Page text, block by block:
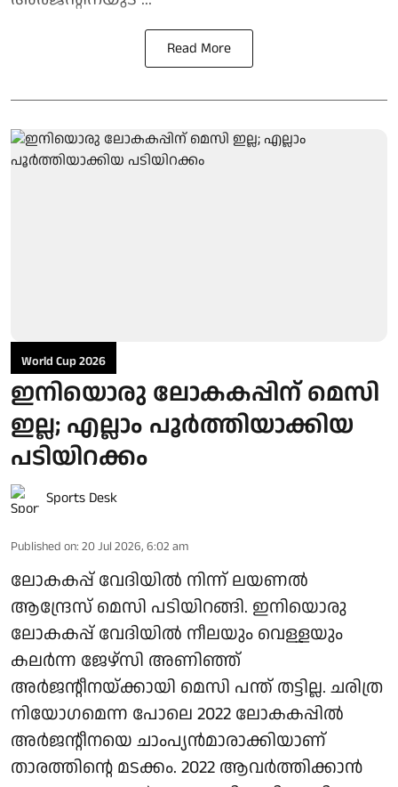
Read More
World Cup 2026
ഇനിയൊരു ലോകകപ്പിന് മെസി
ഇല്ല; എല്ലാം പൂർത്തിയാക്കിയ
പടിയിറക്കം
Sports Desk
Published on: 20 Jul 2026, 6:02 am
ലോകകപ്പ് വേദിയിൽ നിന്ന് ലയണൽ
ആന്ദ്രേസ് മെസി പടിയിറങ്ങി. ഇനിയൊരു
ലോകകപ്പ് വേദിയിൽ നീലയും വെള്ളയും
കലർന്ന ജേഴ്‌സി അണിഞ്ഞ്
അർജന്റീനയ്ക്കായി മെസി പന്ത് തട്ടില്ല. ചരിത്ര
നിയോഗമെന്ന പോലെ 2022 ലോകകപ്പിൽ
അർജന്റീനയെ ചാംപ്യൻമാരാക്കിയാണ്
താരത്തിന്റെ മടക്കം. 2022 ആവർത്തിക്കാൻ